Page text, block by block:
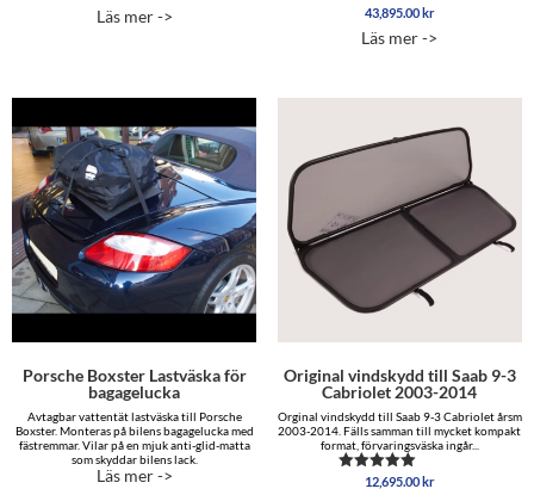
av 5
Läs mer -> 43,895.00kr
Läs mer ->
Porsche Boxster Lastväska för
bagagelucka
Avtagbar vattentät lastväska till Porsche
Boxster. Monteras på bilens bagagelucka med
fästremmar. Vilar på en mjuk anti-glid-matta
som skyddar bilens lack.
Läs mer ->
Original vindskydd till Saab 9-3
Cabriolet 2003-2014
Orginal vindskydd till Saab 9-3 Cabriolet årsm
2003-2014. Fälls samman till mycket kompakt
format, förvaringsväska ingår...
Betygsatt
12,695.00 kr